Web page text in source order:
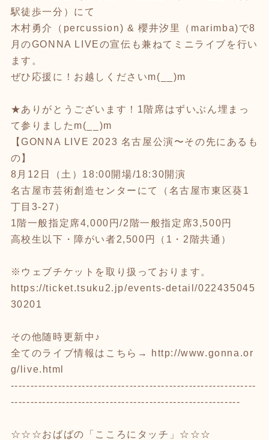
駅徒歩一分）にて
木村勇介（percussion) & 櫻井汐里（marimba)で8
月のGONNA LIVEの宣伝も兼ねてミニライブを行い
ます。
ぜひ応援に！お越しくださいm(__)m
★ありがとうございます！1階席はずいぶん埋まっ
て参りましたm(__)m
【GONNA LIVE 2023 名古屋公演〜その先にあるも
の】
8月12日（土）18:00開場/18:30開演
名古屋市芸術創造センターにて（名古屋市東区葵1
丁目3-27）
1階一般指定席4,000円/2階一般指定席3,500円
高校生以下・障がい者2,500円（1・2階共通）
※ウェブチケットを取り扱っております。
https://ticket.tsuku2.jp/events-detail/022435045
30201
その他随時更新中♪
全てのライブ情報はこちら→
http://www.gonna.or
g/live.html
--------------------------------------------------------------
----------------------------------------------------------
☆☆☆おばばの「こころにタッチ」☆☆☆